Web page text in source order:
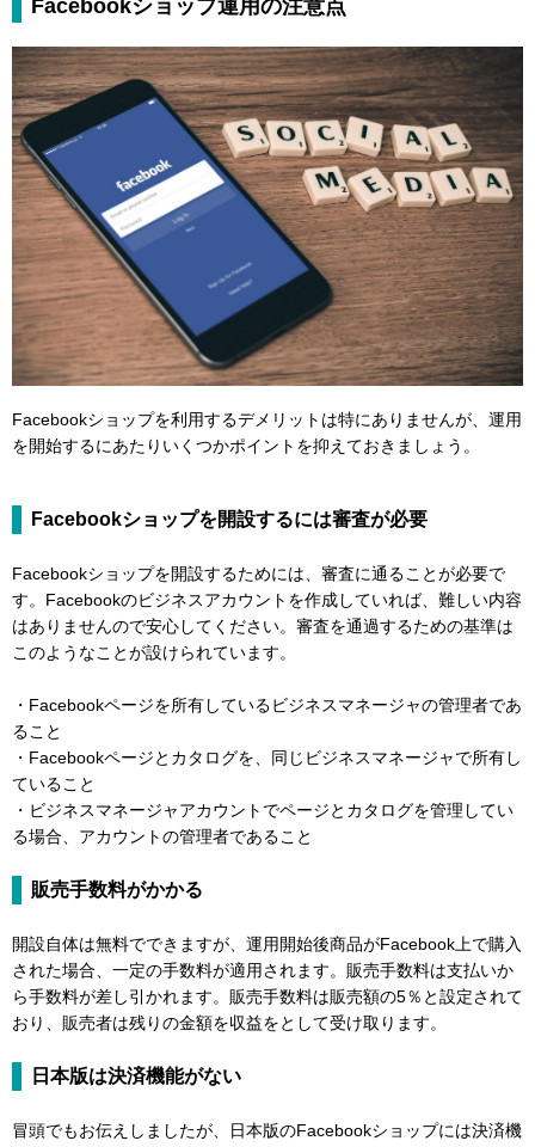
Facebookショップ運用の注意点
Facebookショップを利用するデメリットは特にありませんが、運用
を開始するにあたりいくつかポイントを抑えておきましょう。
Facebookショップを開設するには審査が必要
Facebookショップを開設するためには、審査に通ることが必要で
す。Facebookのビジネスアカウントを作成していれば、難しい内容
はありませんので安心してください。審査を通過するための基準は
このようなことが設けられています。
・Facebookページを所有しているビジネスマネージャの管理者であ
ること
・Facebookページとカタログを、同じビジネスマネージャで所有し
ていること
・ビジネスマネージャアカウントでページとカタログを管理してい
る場合、アカウントの管理者であること
販売手数料がかかる
開設自体は無料でできますが、運用開始後商品がFacebook上で購入
された場合、一定の手数料が適用されます。販売手数料は支払いか
ら手数料が差し引かれます。販売手数料は販売額の5％と設定されて
おり、販売者は残りの金額を収益をとして受け取ります。
日本版は決済機能がない
冒頭でもお伝えしましたが、日本版のFacebookショップには決済機